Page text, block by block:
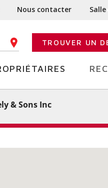
Nous contacter
CODE POSTALTROUVER UN
& Sons Inc